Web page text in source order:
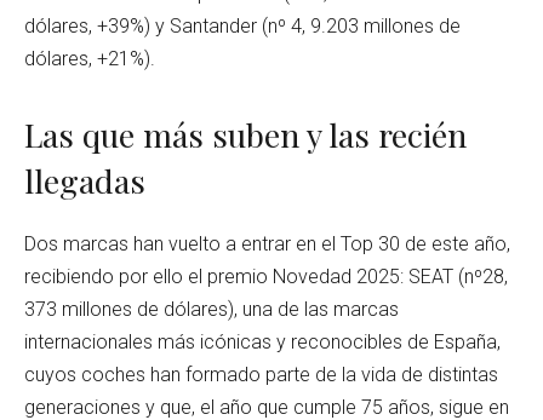
dólares, +39%) y Santander (nº 4, 9.203 millones de
dólares, +21%).
Las que más suben y las recién
llegadas
Dos marcas han vuelto a entrar en el Top 30 de este año,
recibiendo por ello el premio Novedad 2025: SEAT (nº28,
373 millones de dólares), una de las marcas
internacionales más icónicas y reconocibles de España,
cuyos coches han formado parte de la vida de distintas
generaciones y que, el año que cumple 75 años, sigue en